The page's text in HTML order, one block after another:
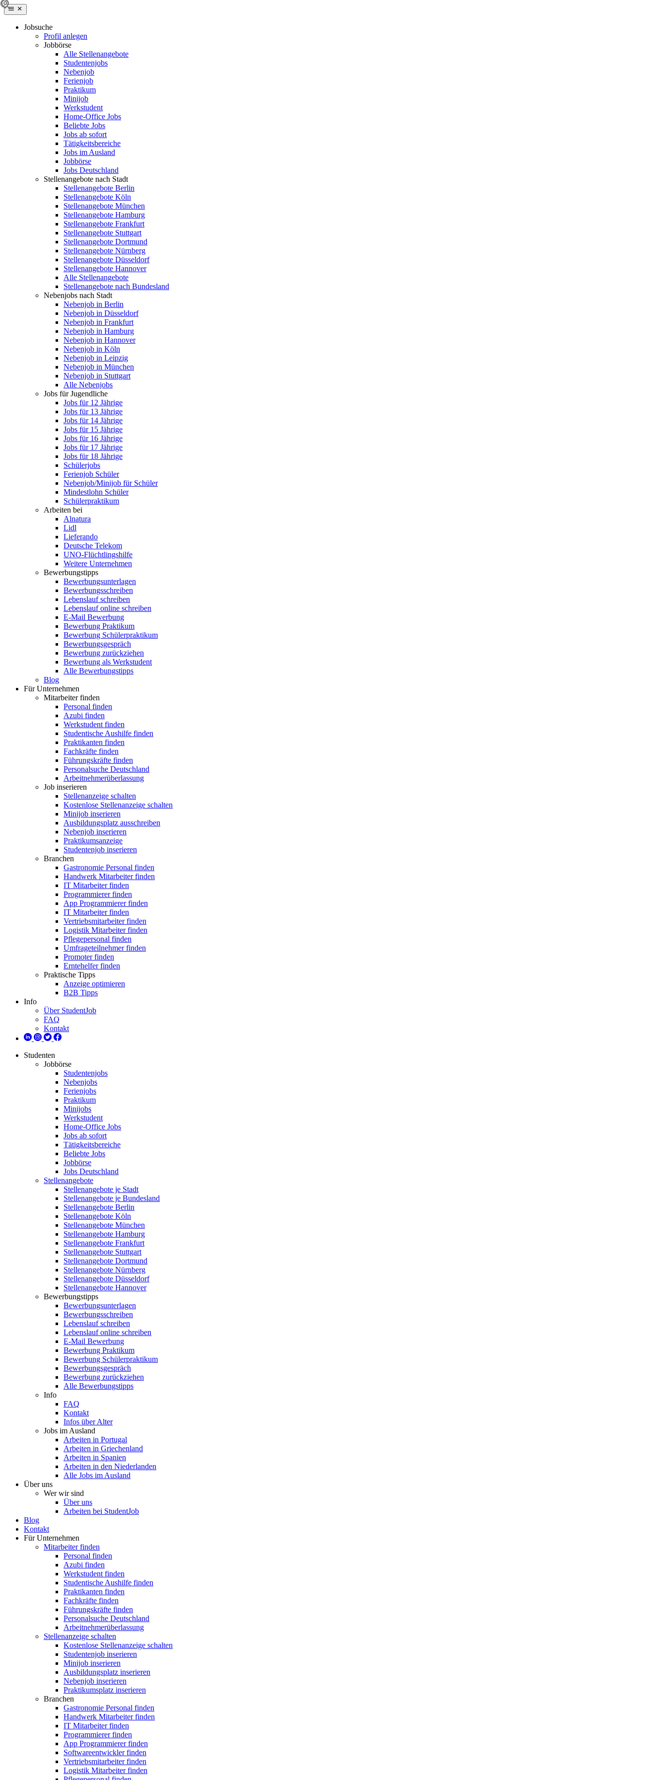
Jobsuche
Profil anlegen
Jobbörse
Alle Stellenangebote
Studentenjobs
Nebenjob
Ferienjob
Praktikum
Minijob
Werkstudent
Home-Office Jobs
Beliebte Jobs
Jobs ab sofort
Tätigkeitsbereiche
Jobs im Ausland
Jobbörse
Jobs Deutschland
Stellenangebote nach Stadt
Stellenangebote Berlin
Stellenangebote Köln
Stellenangebote München
Stellenangebote Hamburg
Stellenangebote Frankfurt
Stellenangebote Stuttgart
Stellenangebote Dortmund
Stellenangebote Nürnberg
Stellenangebote Düsseldorf
Stellenangebote Hannover
Alle Stellenangebote
Stellenangebote nach Bundesland
Nebenjobs nach Stadt
Nebenjob in Berlin
Nebenjob in Düsseldorf
Nebenjob in Frankfurt
Nebenjob in Hamburg
Nebenjob in Hannover
Nebenjob in Köln
Nebenjob in Leipzig
Nebenjob in München
Nebenjob in Stuttgart
Alle Nebenjobs
Jobs für Jugendliche
Jobs für 12 Jährige
Jobs für 13 Jährige
Jobs für 14 Jährige
Jobs für 15 Jährige
Jobs für 16 Jährige
Jobs für 17 Jährige
Jobs für 18 Jährige
Schülerjobs
Ferienjob Schüler
Nebenjob/Minijob für Schüler
Mindestlohn Schüler
Schülerpraktikum
Arbeiten bei
Alnatura
Lidl
Lieferando
Deutsche Telekom
UNO-Flüchtlingshilfe
Weitere Unternehmen
Bewerbungstipps
Bewerbungsunterlagen
Bewerbungsschreiben
Lebenslauf schreiben
Lebenslauf online schreiben
E-Mail Bewerbung
Bewerbung Praktikum
Bewerbung Schülerpraktikum
Bewerbungsgespräch
Bewerbung zurückziehen
Bewerbung als Werkstudent
Alle Bewerbungstipps
Blog
Für Unternehmen
Mitarbeiter finden
Personal finden
Azubi finden
Werkstudent finden
Studentische Aushilfe finden
Praktikanten finden
Fachkräfte finden
Führungskräfte finden
Personalsuche Deutschland
Arbeitnehmerüberlassung
Job inserieren
Stellenanzeige schalten
Kostenlose Stellenanzeige schalten
Minijob inserieren
Ausbildungsplatz ausschreiben
Nebenjob inserieren
Praktikumsanzeige
Studentenjob inserieren
Branchen
Gastronomie Personal finden
Handwerk Mitarbeiter finden
IT Mitarbeiter finden
Programmierer finden
App Programmierer finden
IT Mitarbeiter finden
Vertriebsmitarbeiter finden
Logistik Mitarbeiter finden
Pflegepersonal finden
Umfrageteilnehmer finden
Promoter finden
Erntehelfer finden
Praktische Tipps
Anzeige optimieren
B2B Tipps
Info
Über StudentJob
FAQ
Kontakt
Studenten
Jobbörse
Studentenjobs
Nebenjobs
Ferienjobs
Praktikum
Minijobs
Werkstudent
Home-Office Jobs
Jobs ab sofort
Tätigkeitsbereiche
Beliebte Jobs
Jobbörse
Jobs Deutschland
Stellenangebote
Stellenangebote je Stadt
Stellenangebote je Bundesland
Stellenangebote Berlin
Stellenangebote Köln
Stellenangebote München
Stellenangebote Hamburg
Stellenangebote Frankfurt
Stellenangebote Stuttgart
Stellenangebote Dortmund
Stellenangebote Nürnberg
Stellenangebote Düsseldorf
Stellenangebote Hannover
Bewerbungstipps
Bewerbungsunterlagen
Bewerbungsschreiben
Lebenslauf schreiben
Lebenslauf online schreiben
E-Mail Bewerbung
Bewerbung Praktikum
Bewerbung Schülerpraktikum
Bewerbungsgespräch
Bewerbung zurückziehen
Alle Bewerbungstipps
Info
FAQ
Kontakt
Infos über Alter
Jobs im Ausland
Arbeiten in Portugal
Arbeiten in Griechenland
Arbeiten in Spanien
Arbeiten in den Niederlanden
Alle Jobs im Ausland
Über uns
Wer wir sind
Über uns
Arbeiten bei StudentJob
Blog
Kontakt
Für Unternehmen
Mitarbeiter finden
Personal finden
Azubi finden
Werkstudent finden
Studentische Aushilfe finden
Praktikanten finden
Fachkräfte finden
Führungskräfte finden
Personalsuche Deutschland
Arbeitnehmerüberlassung
Stellenanzeige schalten
Kostenlose Stellenanzeige schalten
Studentenjob inserieren
Minijob inserieren
Ausbildungsplatz inserieren
Nebenjob inserieren
Praktikumsplatz inserieren
Branchen
Gastronomie Personal finden
Handwerk Mitarbeiter finden
IT Mitarbeiter finden
Programmierer finden
App Programmierer finden
Softwareentwickler finden
Vertriebsmitarbeiter finden
Logistik Mitarbeiter finden